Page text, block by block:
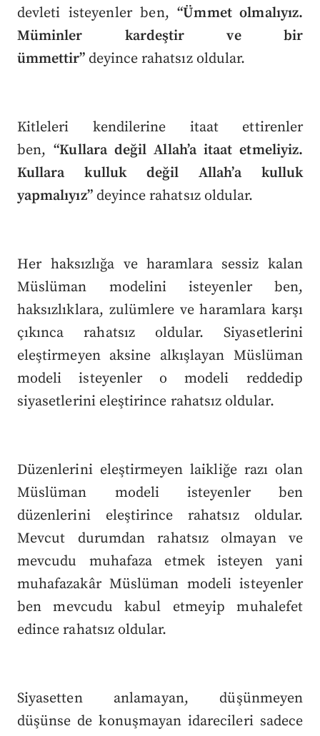
devleti isteyenler ben,“Ümmet olmalıyız.
Müminler kardeştir ve bir
ümmettir” deyince rahatsız oldular.
Kitleleri kendilerine itaat ettirenler
ben,“Kullara değil Allah’a itaat etmeliyiz.
Kullara kulluk değil Allah’a kulluk
yapmalıyız”deyince rahatsız oldular.
Her haksızlığa ve haramlara sessiz kalan
Müslüman modelini isteyenler ben,
haksızlıklara, zulümlere ve haramlara karşı
çıkınca rahatsız oldular. Siyasetlerini
eleştirmeyen aksine alkışlayan Müslüman
modeli isteyenler o modeli reddedip
siyasetlerini eleştirince rahatsız oldular.
Düzenlerini eleştirmeyen laikliğe razı olan
Müslüman modeli isteyenler ben
düzenlerini eleştirince rahatsız oldular.
Mevcut durumdan rahatsız olmayan ve
mevcudu muhafaza etmek isteyen yani
muhafazakâr Müslüman modeli isteyenler
ben mevcudu kabul etmeyip muhalefet
edince rahatsız oldular.
Siyasetten anlamayan, düşünmeyen
düşünse de konuşmayan idarecileri sadece